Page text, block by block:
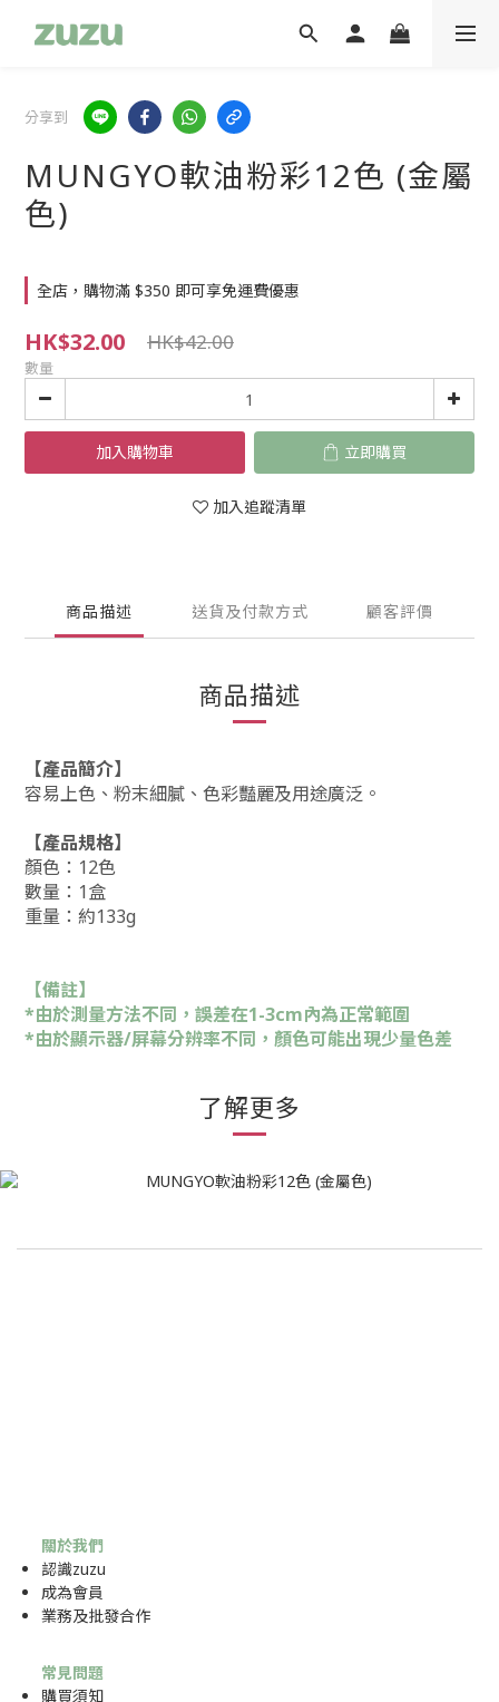
分享到
MUNGYO軟油粉彩12色 (金屬
色)
全店，購物滿 $350 即可享免運費優惠
HK$32.00 HK$42.00
數量
加入購物車 立即購買
加入追蹤清單
商品描述 送貨及付款方式 顧客評價
商品描述
【產品簡介】
容易上色、粉末細膩、色彩豔麗及用途廣泛。
【產品規格】
顏色： 12色
數量：1盒
重量：約133g
【備註】
*由於測量方法不同，誤差在1-3cm內為正常範圍
*由於顯示器/屏幕分辨率不同，顏色可能出現少量色差
了解更多
關於我們
認識zuzu
成為會員
業務及批發合作
常見問題
購買須知